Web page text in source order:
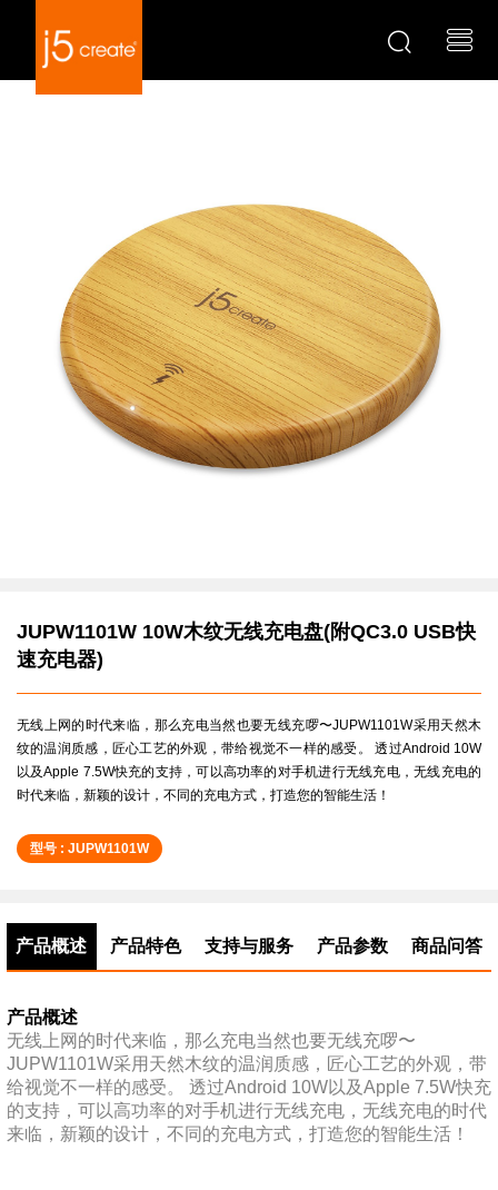
JUPW1101W 10W木纹无线充电盘(附QC3.0 USB快
速充电器)
无线上网的时代来临，那么充电当然也要无线充啰〜JUPW1101W采用天然木
纹的温润质感，匠心工艺的外观，带给视觉不一样的感受。 透过Android 10W
以及Apple 7.5W快充的支持，可以高功率的对手机进行无线充电，无线充电的
时代来临，新颖的设计，不同的充电方式，打造您的智能生活！
型号 : JUPW1101W
产品概述 产品特色 支持与服务 产品参数 商品问答
产品概述
无线上网的时代来临，那么充电当然也要无线充啰〜
JUPW1101W采用天然木纹的温润质感，匠心工艺的外观，带
给视觉不一样的感受。 透过Android 10W以及Apple 7.5W快充
的支持，可以高功率的对手机进行无线充电，无线充电的时代
来临，新颖的设计，不同的充电方式，打造您的智能生活！